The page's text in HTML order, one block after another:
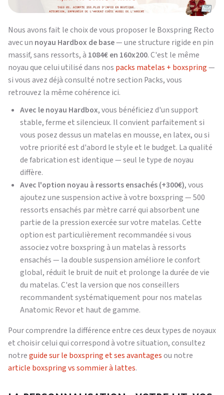
Nous avons fait le choix de vous proposer le Boxspring Recto
avec un noyau Hardbox de base— une structure rigide en pin
massif, sans ressorts, à 1084€ en 160x200. C'est le même
noyau que celui utilisé dans nos packs matelas + boxspring—
si vous avez déjà consulté notre section Packs, vous
retrouvez la même cohérence ici.
Avec le noyau Hardbox, vous bénéficiez d'un support
stable, ferme et silencieux. Il convient parfaitement si
vous posez dessus un matelas en mousse, en latex, ou si
votre priorité est d'abord le style et le budget. La qualité
de fabrication est identique — seul le type de noyau
diffère.
Avec l'option noyau à ressorts ensachés (+300€), vous
ajoutez une suspension active à votre boxspring — 500
ressorts ensachés par mètre carré qui absorbent une
partie de la pression exercée sur votre matelas. Cette
option est particulièrement recommandée si vous
associez votre boxspring à un matelas à ressorts
ensachés — la double suspension améliore le confort
global, réduit le bruit de nuit et prolonge la durée de vie
du matelas. C'est la version que nos conseillers
recommandent systématiquement pour nos matelas
Anatomic Revor et haut de gamme.
Pour comprendre la différence entre ces deux types de noyaux
et choisir celui qui correspond à votre situation, consultez
notreguide sur le boxspring et ses avantagesou notre
article boxspring vs sommier à lattes.